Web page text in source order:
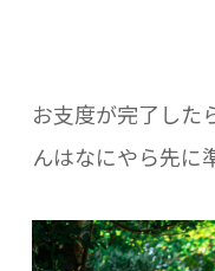
お支度が完了した
んはなにやら先に